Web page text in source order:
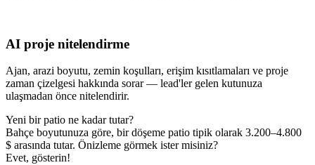
AI proje nitelendirme
Ajan, arazi boyutu, zemin koşulları, erişim kısıtlamaları ve proje
zaman çizelgesi hakkında sorar — lead'ler gelen kutunuza
ulaşmadan önce nitelendirir.
Yeni bir patio ne kadar tutar?
Bahçe boyutunuza göre, bir döşeme patio tipik olarak 3.200–4.800
$ arasında tutar. Önizleme görmek ister misiniz?
Evet, gösterin!